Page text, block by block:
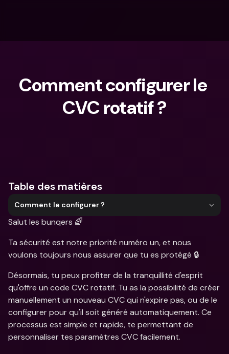
Comment configurer le
CVC rotatif ?
Table des matières
Comment le configurer ?
Salut les bunqers 🌈
Ta sécurité est notre priorité numéro un, et nous
voulons toujours nous assurer que tu es protégé 🔒
Désormais, tu peux profiter de la tranquillité d'esprit
qu'offre un code CVC rotatif. Tu as la possibilité de créer
manuellement un nouveau CVC qui n'expire pas, ou de le
configurer pour qu'il soit généré automatiquement. Ce
processus est simple et rapide, te permettant de
personnaliser tes paramètres CVC facilement.